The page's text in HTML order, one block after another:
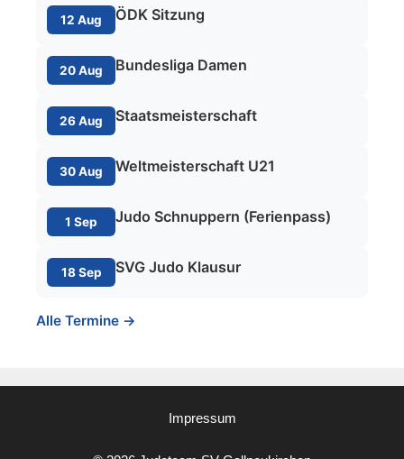
12 Aug ÖDK Sitzung
20 Aug Bundesliga Damen
26 Aug Staatsmeisterschaft
30 Aug Weltmeisterschaft U21
1 Sep Judo Schnuppern (Ferienpass)
18 Sep SVG Judo Klausur
Alle Termine →
Impressum